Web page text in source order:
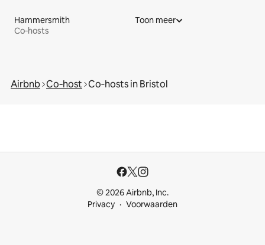
Hammersmith
Co‑hosts
Toon meer
Airbnb Co‑host Co‑hosts in Bristol
© 2026 Airbnb, Inc.
Privacy
Voorwaarden